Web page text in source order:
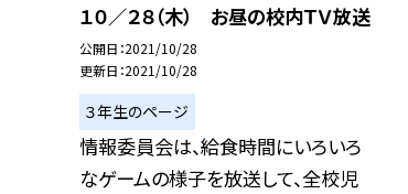
１０／２８（木） お昼の校内ＴＶ放送
公開日 2021/10/28
更新日 2021/10/28
３年生のページ
情報委員会は、給食時間にいろいろ
なゲームの様子を放送して、全校児